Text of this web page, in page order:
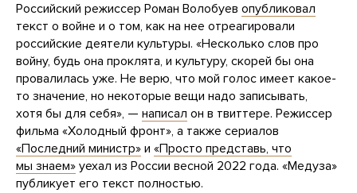
Российский режиссер Роман Волобуев опубликовал
текст о войне и о том, как на нее отреагировали
российские деятели культуры. «Несколько слов про
войну, будь она проклята, и культуру, скорей бы она
провалилась уже. Не верю, что мой голос имеет какое-
то значение, но некоторые вещи надо записывать,
хотя бы для себя», — написал он в твиттере. Режиссер
фильма «Холодный фронт», а также сериалов
«Последний министр» и «Просто представь, что
мы знаем» уехал из России весной 2022 года. «Медуза»
публикует его текст полностью.